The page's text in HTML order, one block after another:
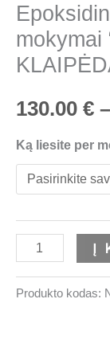
mokymai
130.00 € –
Ką liesite per
Į
Produkto kodas: